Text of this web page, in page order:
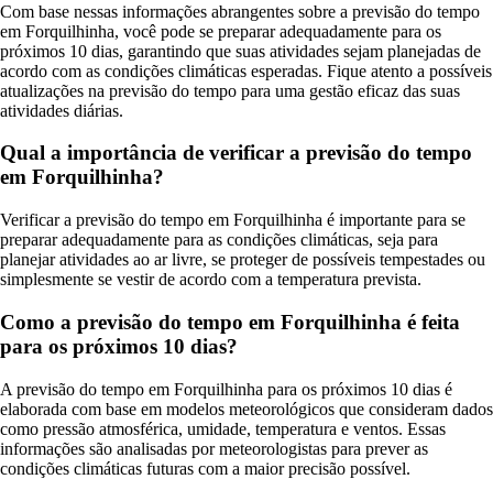
Com base nessas informações abrangentes sobre a previsão do tempo
em Forquilhinha, você pode se preparar adequadamente para os
próximos 10 dias, garantindo que suas atividades sejam planejadas de
acordo com as condições climáticas esperadas. Fique atento a possíveis
atualizações na previsão do tempo para uma gestão eficaz das suas
atividades diárias.
Qual a importância de verificar a previsão do tempo
em Forquilhinha?
Verificar a previsão do tempo em Forquilhinha é importante para se
preparar adequadamente para as condições climáticas, seja para
planejar atividades ao ar livre, se proteger de possíveis tempestades ou
simplesmente se vestir de acordo com a temperatura prevista.
Como a previsão do tempo em Forquilhinha é feita
para os próximos 10 dias?
A previsão do tempo em Forquilhinha para os próximos 10 dias é
elaborada com base em modelos meteorológicos que consideram dados
como pressão atmosférica, umidade, temperatura e ventos. Essas
informações são analisadas por meteorologistas para prever as
condições climáticas futuras com a maior precisão possível.